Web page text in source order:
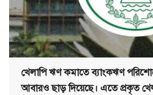
খেলাপি ঋণ কমাতে ব্যাংকঋণ
আবারও ছাড় দিয়েছে। এতে প্রকৃত